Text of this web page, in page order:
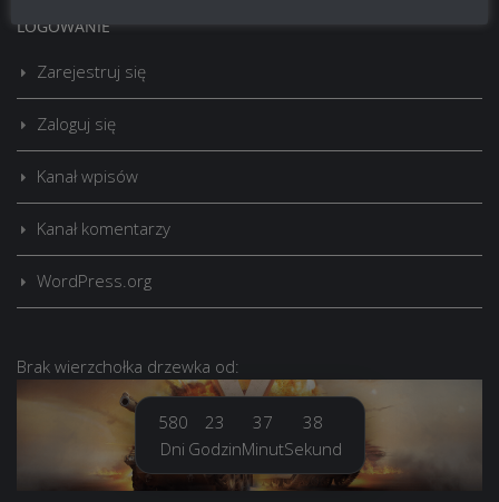
LOGOWANIE
Zarejestruj się
Zaloguj się
Kanał wpisów
Kanał komentarzy
WordPress.org
Brak wierzchołka drzewka od:
580
Dni
23
Godzin
37
Minut
38
Sekund